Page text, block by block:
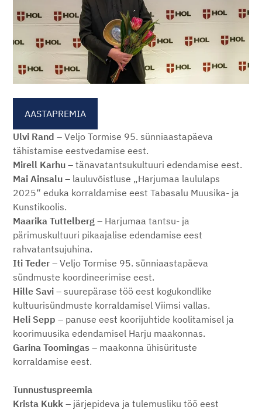
AASTAPREMIA
Ulvi Rand – Veljo Tormise 95. sünniaastapäeva
tähistamise eestvedamise eest.
Mirell Karhu – tänavatantsukultuuri edendamise eest.
Mai Ainsalu – lauluvõistluse „Harjumaa laululaps
2025“ eduka korraldamise eest Tabasalu Muusika- ja
Kunstikoolis.
Maarika Tuttelberg – Harjumaa tantsu- ja
pärimuskultuuri pikaajalise edendamise eest
rahvatantsujuhina.
Iti Teder – Veljo Tormise 95. sünniaastapäeva
sündmuste koordineerimise eest.
Hille Savi – suurepärase töö eest kogukondlike
kultuurisündmuste korraldamisel Viimsi vallas.
Heli Sepp – panuse eest koorijuhtide koolitamisel ja
koorimuusika edendamisel Harju maakonnas.
Garina Toomingas – maakonna ühisürituste
korraldamise eest.
Tunnustuspreemia
Krista Kukk – järjepideva ja tulemusliku töö eest